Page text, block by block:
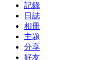
記錄
日誌
相冊
主題
分享
好友